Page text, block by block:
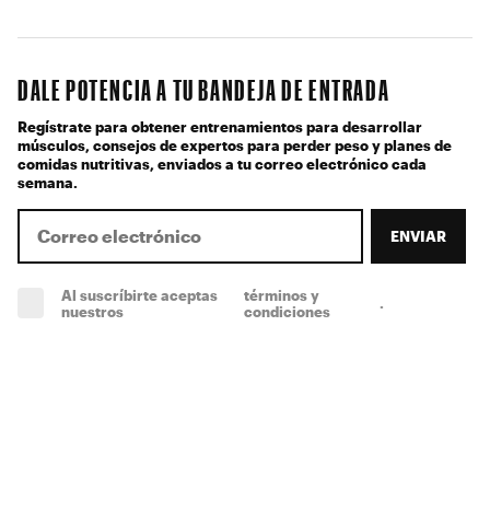
DALE POTENCIA A TU BANDEJA DE ENTRADA
Regístrate para obtener entrenamientos para desarrollar
músculos, consejos de expertos para perder peso y planes de
comidas nutritivas, enviados a tu correo electrónico cada
semana.
ENVIAR
Al suscríbirte aceptas
nuestros
términos y
condiciones
.